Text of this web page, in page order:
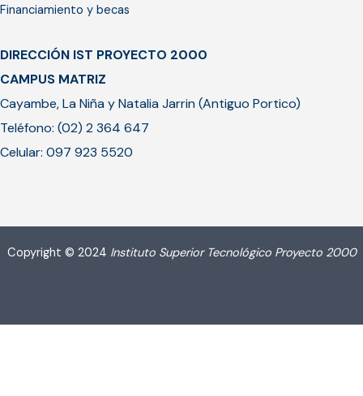
Financiamiento y becas
DIRECCIÓN IST PROYECTO 2000
CAMPUS MATRIZ
Cayambe, La Niña y Natalia Jarrin (Antiguo Portico)
Teléfono: (02) 2 364 647
Celular: 097 923 5520
Copyright © 2024 Instituto Superior Tecnológico Proyecto 2000